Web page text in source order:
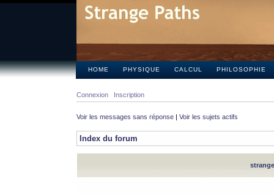
HOME PHYSIQUE CALCUL PHILOSOPHIE
Connexion Inscription
Voir les messages sans réponse | Voir les sujets actifs
Index du forum